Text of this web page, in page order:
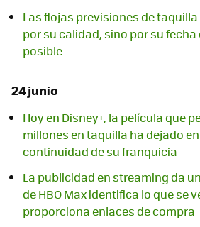
Las flojas previsiones de
por su calidad, sino por su
posible
24 junio
Hoy en Disney+, la película que
millones en taquilla ha dejado
continuidad de su franquicia
La publicidad en streaming da
de HBO Max identifica lo que se
proporciona enlaces de compra